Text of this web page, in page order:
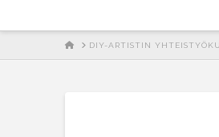
HOMEDIY-ARTISTIN